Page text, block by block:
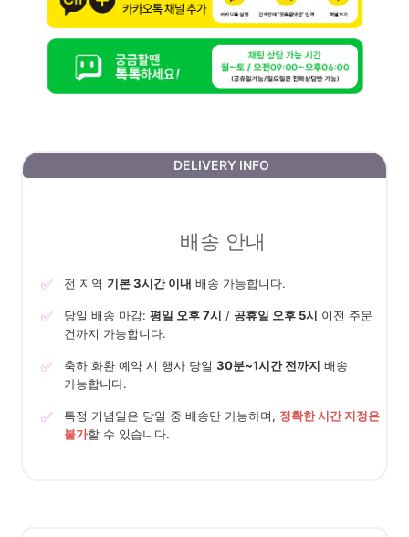
DELIVERY INFO
배송 안내
✅ 전 지역 기본 3시간 이내 배송 가능합니다.
✅ 당일 배송 마감: 평일 오후 7시 / 공휴일 오후 5시 이전 주문
건까지 가능합니다.
✅ 축하 화환 예약 시 행사 당일 30분~1시간 전까지 배송
가능합니다.
✅ 특정 기념일은 당일 중 배송만 가능하며, 정확한 시간 지정은
불가할 수 있습니다.